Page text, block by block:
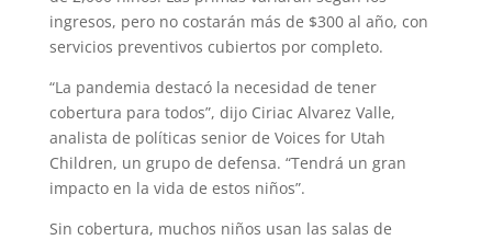
ingresos, pero no costarán más de $300 al año, con
servicios preventivos cubiertos por completo.
“La pandemia destacó la necesidad de tener
cobertura para todos”, dijo Ciriac Alvarez Valle,
analista de políticas senior de Voices for Utah
Children, un grupo de defensa. “Tendrá un gran
impacto en la vida de estos niños”.
Sin cobertura, muchos niños usan las salas de